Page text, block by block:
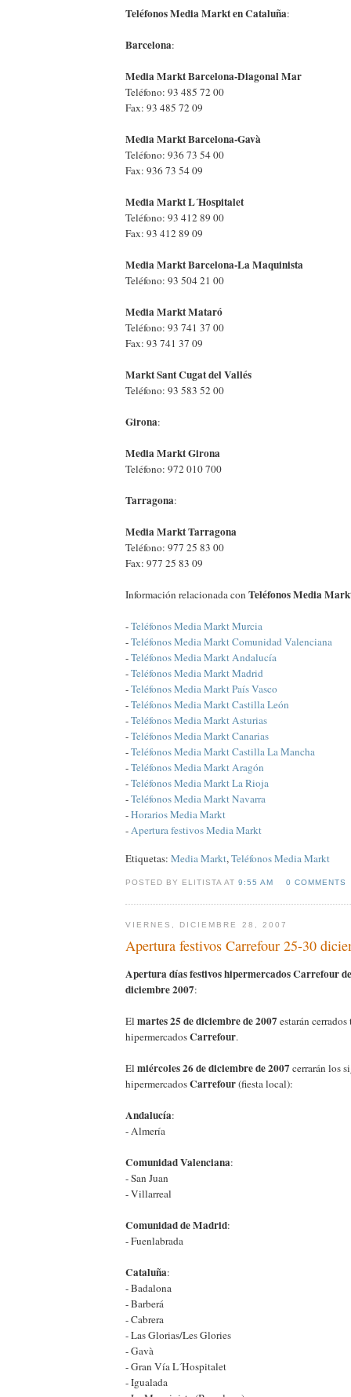
Teléfonos Media Markt en Cataluña:
Barcelona:
Media Markt Barcelona-Diagonal Mar
Teléfono: 93 485 72 00
Fax: 93 485 72 09
Media Markt Barcelona-Gavà
Teléfono: 936 73 54 00
Fax: 936 73 54 09
Media Markt L´Hospitalet
Teléfono: 93 412 89 00
Fax: 93 412 89 09
Media Markt Barcelona-La Maquinista
Teléfono: 93 504 21 00
Media Markt Mataró
Teléfono: 93 741 37 00
Fax: 93 741 37 09
Markt Sant Cugat del Vallés
Teléfono: 93 583 52 00
Girona:
Media Markt Girona
Teléfono: 972 010 700
Tarragona:
Media Markt Tarragona
Teléfono: 977 25 83 00
Fax: 977 25 83 09
Información relacionada con Teléfonos Media
-Teléfonos Media Markt Murcia
-Teléfonos Media Markt Comunidad Valenciana
-Teléfonos Media Markt Andalucía
-Teléfonos Media Markt Madrid
-Teléfonos Media Markt País Vasco
-Teléfonos Media Markt Castilla León
-Teléfonos Media Markt Asturias
-Teléfonos Media Markt Canarias
-Teléfonos Media Markt Castilla La Mancha
-Teléfonos Media Markt Aragón
-Teléfonos Media Markt La Rioja
-Teléfonos Media Markt Navarra
-Horarios Media Markt
-Apertura festivos Media Markt
Etiquetas: Media Markt,Teléfonos Media Markt
POSTED BY ELITISTA AT9:55 AM 0 COMMENTS
VIERNES, DICIEMBRE 28, 2007
Apertura festivos Carrefour 25-30
Apertura días festivos hipermercados Carrefour
diciembre 2007:
El martes 25 de diciembre de 2007estarán
hipermercadosCarrefour.
El miércoles 26 de diciembre de 2007cerrarán los
hipermercadosCarrefour(fiesta local):
Andalucía:
- Almería
Comunidad Valenciana:
- San Juan
- Villarreal
Comunidad de Madrid:
- Fuenlabrada
Cataluña:
- Badalona
- Barberá
- Cabrera
- Las Glorias/Les Glories
- Gavà
- Gran Vía L´Hospitalet
- Igualada